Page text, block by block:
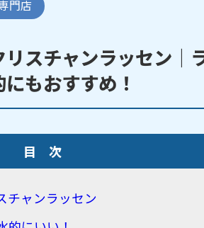
門店
スチャンラッセン｜
もおすすめ！
目 次
チャンラッセン